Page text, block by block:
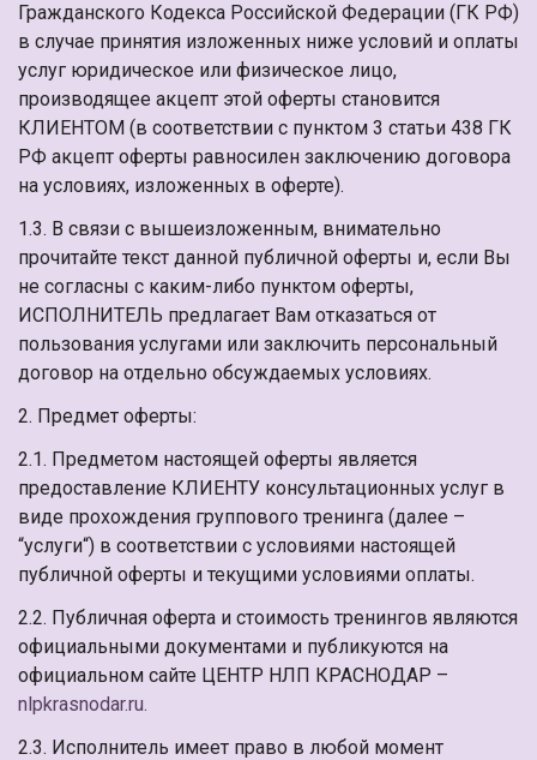
Гражданского Кодекса Российской Федерации (ГК РФ)
в случае принятия изложенных ниже условий и оплаты
услуг юридическое или физическое лицо,
производящее акцепт этой оферты становится
КЛИЕНТОМ (в соответствии с пунктом 3 статьи 438 ГК
РФ акцепт оферты равносилен заключению договора
на условиях, изложенных в оферте).
1.3. В связи с вышеизложенным, внимательно
прочитайте текст данной публичной оферты и, если Вы
не согласны с каким-либо пунктом оферты,
ИСПОЛНИТЕЛЬ предлагает Вам отказаться от
пользования услугами или заключить персональный
договор на отдельно обсуждаемых условиях.
2. Предмет оферты:
2.1. Предметом настоящей оферты является
предоставление КЛИЕНТУ консультационных услуг в
виде прохождения группового тренинга (далее –
“услуги“) в соответствии с условиями настоящей
публичной оферты и текущими условиями оплаты.
2.2. Публичная оферта и стоимость тренингов являются
официальными документами и публикуются на
официальном сайте ЦЕНТР НЛП КРАСНОДАР –
nlpkrasnodar.ru.
2.3. Исполнитель имеет право в любой момент